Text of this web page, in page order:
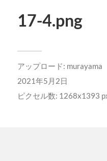
17-4.png
アップロード: murayama
2021年5月2日
ピクセル数: 1268x1393